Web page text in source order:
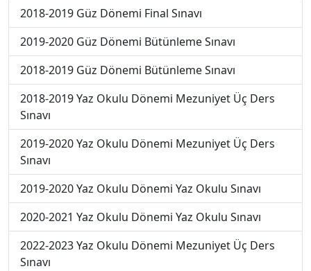
2018-2019 Güz Dönemi Final Sınavı
2019-2020 Güz Dönemi Bütünleme Sınavı
2018-2019 Güz Dönemi Bütünleme Sınavı
2018-2019 Yaz Okulu Dönemi Mezuniyet Üç Ders
Sınavı
2019-2020 Yaz Okulu Dönemi Mezuniyet Üç Ders
Sınavı
2019-2020 Yaz Okulu Dönemi Yaz Okulu Sınavı
2020-2021 Yaz Okulu Dönemi Yaz Okulu Sınavı
2022-2023 Yaz Okulu Dönemi Mezuniyet Üç Ders
Sınavı